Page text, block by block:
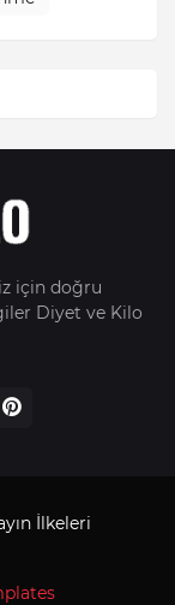
için doğru
Diyet ve Kilo
İlkeleri